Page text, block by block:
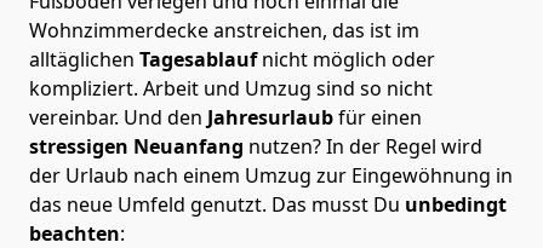
Wohnzimmerdecke anstreichen, das ist im
alltäglichen Tagesablaufnicht möglich oder
kompliziert. Arbeit und Umzug sind so nicht
vereinbar. Und den Jahresurlaubfür einen
stressigen Neuanfang nutzen? In der Regel wird
der Urlaub nach einem Umzug zur Eingewöhnung in
das neue Umfeld genutzt. Das musst Du unbedingt
beachten: